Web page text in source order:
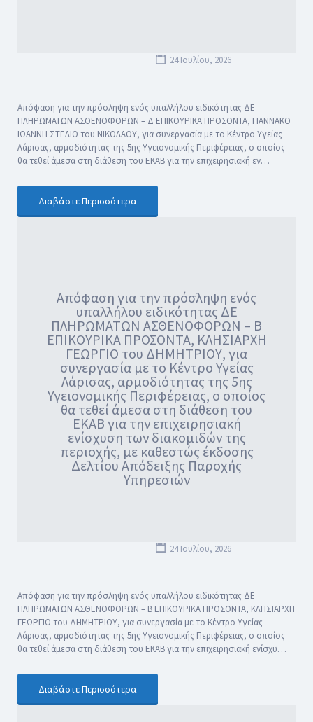
24 Ιουλίου, 2026
Απόφαση για την πρόσληψη ενός υπαλλήλου ειδικότητας ΔΕ
ΠΛΗΡΩΜΑΤΩΝ ΑΣΘΕΝΟΦΟΡΩΝ – Δ ΕΠΙΚΟΥΡΙΚΑ ΠΡΟΣΟΝΤΑ, ΓΙΑΝΝΑΚΟ
ΙΩΑΝΝΗ ΣΤΕΛΙΟ του ΝΙΚΟΛΑΟΥ, για συνεργασία με το Κέντρο Υγείας
Λάρισας, αρμοδιότητας της 5ης Υγειονομικής Περιφέρειας, ο οποίος
θα τεθεί άμεσα στη διάθεση του ΕΚΑΒ για την επιχειρησιακή εν…
Διαβάστε Περισσότερα
Απόφαση για την πρόσληψη ενός
υπαλλήλου ειδικότητας ΔΕ
ΠΛΗΡΩΜΑΤΩΝ ΑΣΘΕΝΟΦΟΡΩΝ – Β
ΕΠΙΚΟΥΡΙΚΑ ΠΡΟΣΟΝΤΑ, ΚΛΗΣΙΑΡΧΗ
ΓΕΩΡΓΙΟ του ΔΗΜΗΤΡΙΟΥ, για
συνεργασία με το Κέντρο Υγείας
Λάρισας, αρμοδιότητας της 5ης
Υγειονομικής Περιφέρειας, ο οποίος
θα τεθεί άμεσα στη διάθεση του
ΕΚΑΒ για την επιχειρησιακή
ενίσχυση των διακομιδών της
περιοχής, με καθεστώς έκδοσης
Δελτίου Απόδειξης Παροχής
Υπηρεσιών
24 Ιουλίου, 2026
Απόφαση για την πρόσληψη ενός υπαλλήλου ειδικότητας ΔΕ
ΠΛΗΡΩΜΑΤΩΝ ΑΣΘΕΝΟΦΟΡΩΝ – Β ΕΠΙΚΟΥΡΙΚΑ ΠΡΟΣΟΝΤΑ, ΚΛΗΣΙΑΡΧΗ
ΓΕΩΡΓΙΟ του ΔΗΜΗΤΡΙΟΥ, για συνεργασία με το Κέντρο Υγείας
Λάρισας, αρμοδιότητας της 5ης Υγειονομικής Περιφέρειας, ο οποίος
θα τεθεί άμεσα στη διάθεση του ΕΚΑΒ για την επιχειρησιακή ενίσχυ…
Διαβάστε Περισσότερα